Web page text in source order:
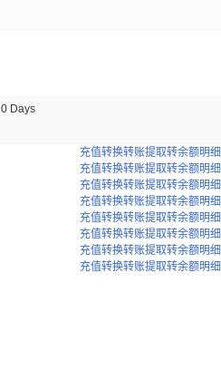
0 Days
充值转换转账提取转余额明细
充值转换转账提取转余额明细
充值转换转账提取转余额明细
充值转换转账提取转余额明细
充值转换转账提取转余额明细
充值转换转账提取转余额明细
充值转换转账提取转余额明细
充值转换转账提取转余额明细